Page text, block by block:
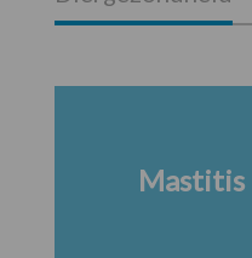
Mastitis